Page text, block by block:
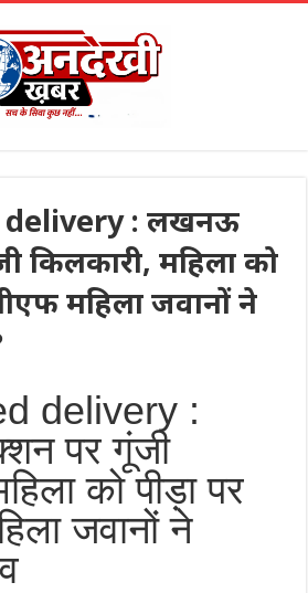
delivery : लखनऊ
किलकारी, महिला को
महिला जवानों ने
delivery :
पर गूंजी
को पीड़ा पर
जवानों ने